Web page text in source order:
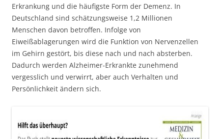
Erkrankung und die häufigste Form der Demenz. In
Deutschland sind schätzungsweise 1,2 Millionen
Menschen davon betroffen. Infolge von
Eiweißablagerungen wird die Funktion von Nervenzellen
im Gehirn gestört, bis diese nach und nach absterben.
Dadurch werden Alzheimer-Erkrankte zunehmend
vergesslich und verwirrt, aber auch Verhalten und
Persönlichkeit ändern sich.